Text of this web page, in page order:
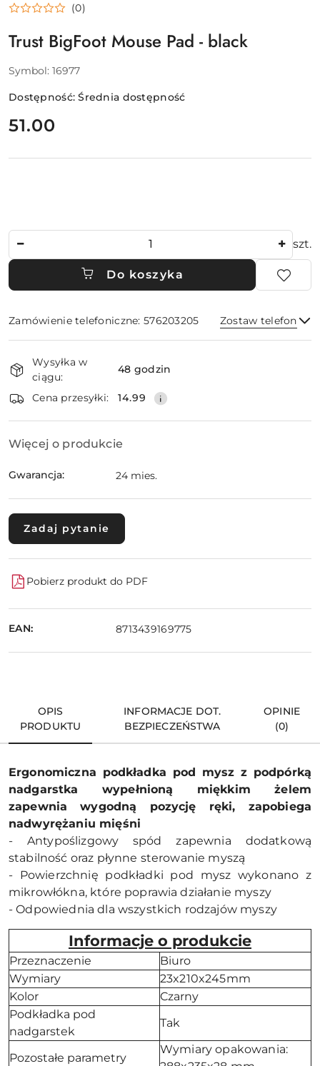
(0)
Trust BigFoot Mouse Pad - black
Symbol: 16977
Dostępność:Średnia dostępność
cena:
51.00
szt.
Do koszyka
Zamówienie telefoniczne: 576203205 Zostaw telefon
Dostępność
i
dostawa
Wysyłka w
ciągu:
48 godzin
Cena przesyłki: 14.99
Więcej o produkcie
Gwarancja: 24 mies.
Zadaj pytanie
Pobierz produkt do PDF
EAN: 8713439169775
OPIS
PRODUKTU
INFORMACJE DOT.
BEZPIECZEŃSTWA
OPINIE
(0)
Ergonomiczna podkładka pod mysz z podpórką
nadgarstka wypełnioną miękkim żelem
zapewnia wygodną pozycję ręki, zapobiega
nadwyrężaniu mięśni
- Antypoślizgowy spód zapewnia dodatkową
stabilność oraz płynne sterowanie myszą
- Powierzchnię podkładki pod mysz wykonano z
mikrowłókna, które poprawia działanie myszy
- Odpowiednia dla wszystkich rodzajów myszy
Informacje o produkcie
Przeznaczenie
Biuro
Wymiary
23x210x245mm
Kolor
Czarny
Podkładka pod
nadgarstek
Tak
Pozostałe parametry
Wymiary opakowania: